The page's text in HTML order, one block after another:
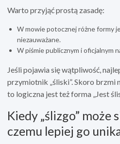
Warto przyjąć prostą zasadę:
W mowie potocznej różne formy
niezauważane.
W piśmie publicznym i oficjalnym
Jeśli pojawia się wątpliwość,
przymiotnik „śliski”. Skoro brzmi
to logiczna jest też forma „Jest
Kiedy „ślizgo” może
czemu lepiej go